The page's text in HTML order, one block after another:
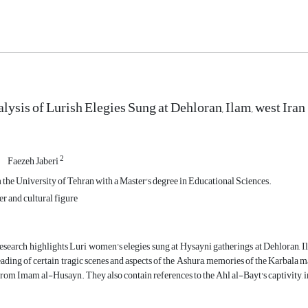
of Lurish Elegies Sung at Dehloran, Ilam, west Iran
Faezeh Jaberi2
University of Tehran with a Master's degree in Educational Sciences.
and cultural figure
highlights Luri women's elegies sung at Hysayni gatherings at
of certain tragic scenes and aspects of the Ashura, memories of the
Imam al-Husayn. They also contain references to the Ahl al-Bayt's captivity,